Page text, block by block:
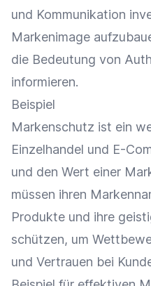
und Kommunikation
Markenimage
die Bedeutung von
informieren.
Beispiel
Markenschutz ist ein
Einzelhandel und E-
und den Wert einer
müssen ihren
Produkte und ihre
schützen, um
und Vertrauen bei